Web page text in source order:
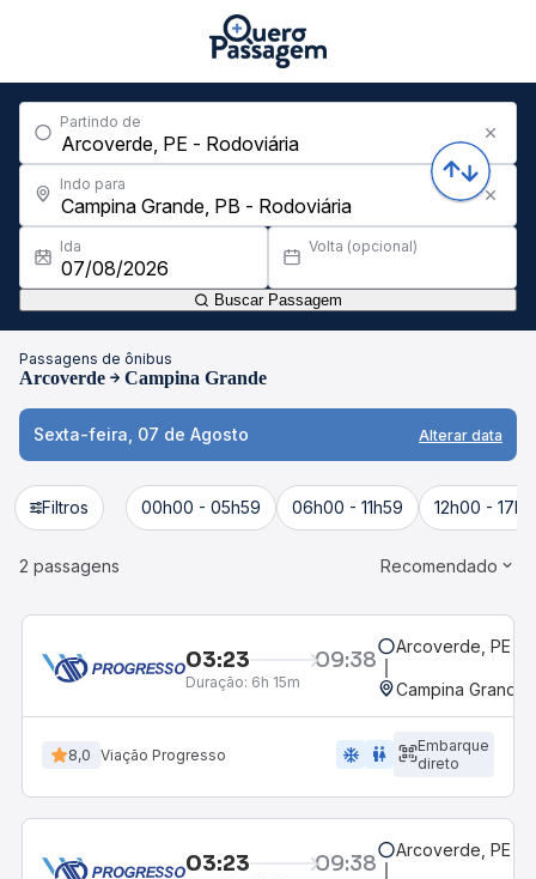
Partindo de
Indo para
Ida Volta (opcional)
Buscar Passagem
Passagens de ônibus
Arcoverde Campina Grande
Sexta-feira, 07 de Agosto Alterar data
Filtros 00h00 - 05h59 06h00 - 11h59 12h00 -
2 passagens Recomendado
03:23 09:38
Duração: 6h 15m
Arcoverde, PE -
Campina
8,0 Viação Progresso ac_unit wc
Embarque
direto
03:23 09:38 Arcoverde, PE -